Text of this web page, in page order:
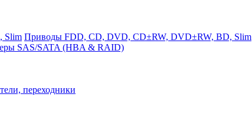
Приводы FDD, CD, DVD, CD±RW, DVD±RW, BD, Slim
SAS/SATA (HBA & RAID)
переходники